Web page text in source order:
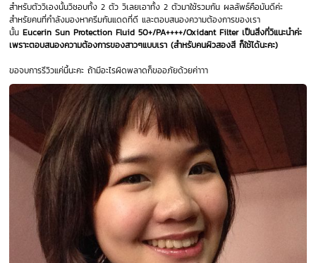
สำหรับตัววิเองนั้นวิชอบทั้ง 2 ตัว วิเลยเอาทั้ง 2 ตัวมาใช้รวมกัน ผลลัพธ์คือมันดีค่ะ
สำหรัยคนที่กำลังมองหาครีมกันแดดที่ดี และตอบสนองความต้องการของเรา
นั้นEucerin Sun Protection Fluid 50+/PA++++/Oxidant Filter เป็นสิ่งที่วิแนะนำค่ะ
เพราะตอบสนองความต้องการของสาวๆแบบเรา (สำหรับคนผิวสองสี ก็ใช้ได้นะคะ)
ขอจบการรีวิวแค่นี้นะคะ ถ้ามีอะไรผิดพลาดก็ขออภัยด้วยค่าาา